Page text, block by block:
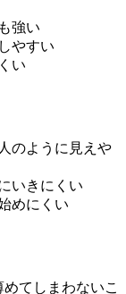
強い
やすい
い
のように見えや
いきにくい
めにくい
てしまわないこ